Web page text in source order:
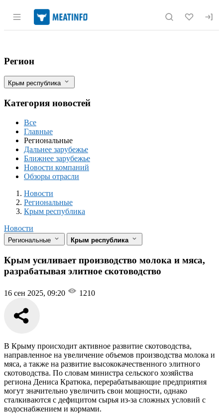
Раздел навигации по сайту
Крым усиливает производство молока
Фильтры
Регион
Крым республика
Категория новостей
Все
Главные
Региональные
Дальнее зарубежье
Ближнее зарубежье
Новости компаний
Обзоры отрасли
Новости
Разделы
Новости
Региональные
Крым республика
Новости
Региональные Крым республика
Крым усиливает производство молока и мяса,
разрабатывая элитное скотоводство
16 сен 2025, 09:20 1210
В Крыму происходит активное развитие скотоводства,
направленное на увеличение объемов производства молока и
мяса, а также на развитие высококачественного элитного
скотоводства. По словам министра сельского хозяйства
региона Дениса Кратюка, перерабатывающие предприятия
могут значительно увеличить свои мощности, однако
сталкиваются с дефицитом сырья из-за сложных условий с
водоснабжением и кормами.